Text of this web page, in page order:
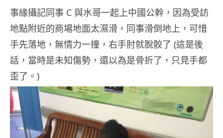
事緣攝記同事 C 與水哥一起上中國公幹，因為受訪
地點附近的商場地面太濕滑，同事滑倒地上，可惜
手先落地，無情力一撞，右手肘就脫骹了 (這是後
話，當時是未知傷勢，還以為是骨折了，只見手都
歪了。)